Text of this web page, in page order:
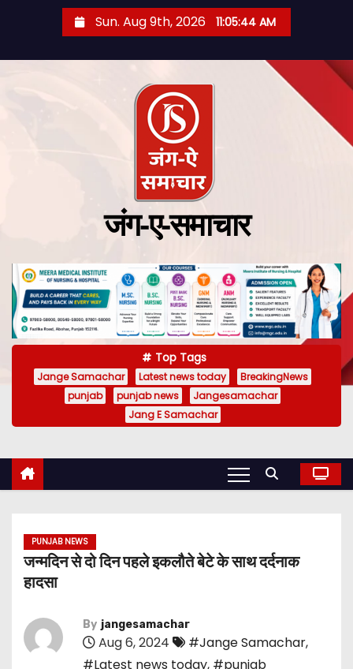
Sun. Aug 9th, 2026 11:05:45 AM
जंग-ए-समाचार
Top Tags
Jange Samachar Latest news today
BreakingNews
punjab
punjab news
Jangesamachar
Jang E Samachar
PUNJAB NEWS
जन्मदिन से दो दिन पहले इकलौते बेटे के साथ दर्दनाक
हादसा
By jangesamachar
Aug 6, 2024 #Jange Samachar,
#Latest news today, #punjab